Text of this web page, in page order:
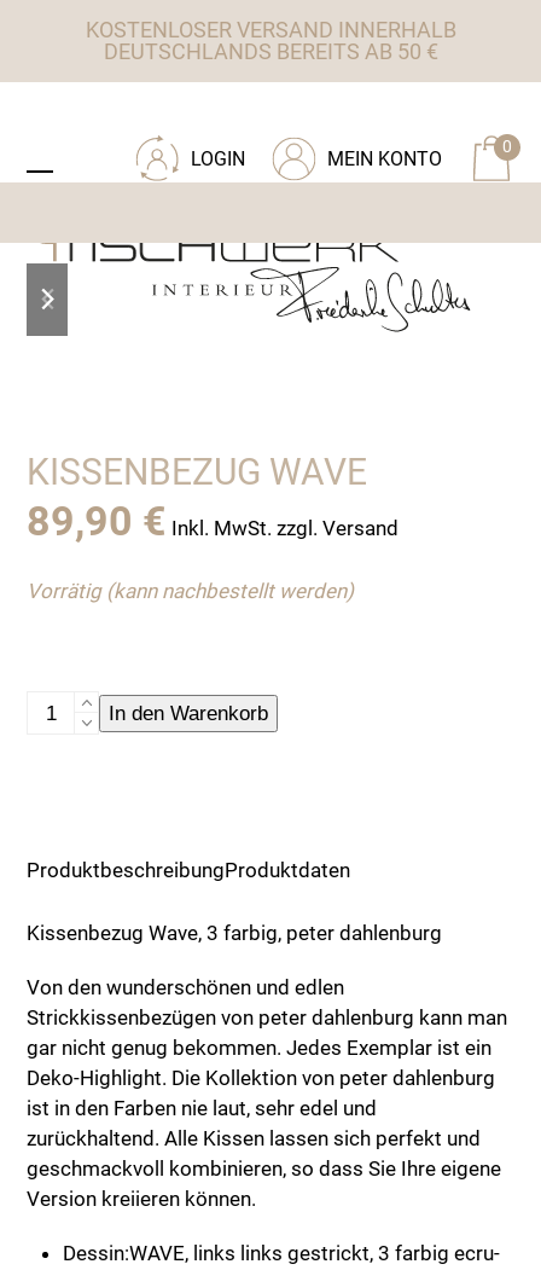
KOSTENLOSER VERSAND INNERHALB
DEUTSCHLANDS BEREITS AB 50 €
0
MEIN KONTO
LOGIN
mobile
mobile
slide
slide
KISSENBEZUG WAVE
89,90 € Inkl. MwSt. zzgl. Versand
Vorrätig (kann nachbestellt werden)
KissenbezugIn den Warenkorb
ProduktbeschreibungProduktdaten
Kissenbezug Wave, 3 farbig, peter dahlenburg
Von den wunderschönen und edlen
Strickkissenbezügen von peter dahlenburg kann man
gar nicht genug bekommen. Jedes Exemplar ist ein
Deko-Highlight. Die Kollektion von peter dahlenburg
ist in den Farben nie laut, sehr edel und
zurückhaltend. Alle Kissen lassen sich perfekt und
geschmackvoll kombinieren, so dass Sie Ihre eigene
Version kreiieren können.
Dessin:WAVE, links links gestrickt, 3 farbig ecru-